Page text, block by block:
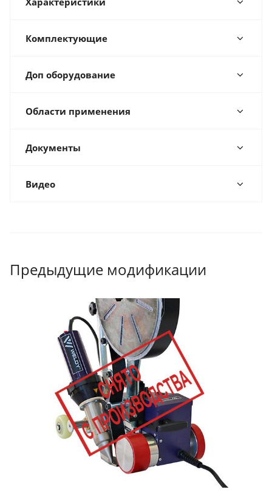
Комплектующие
Доп оборудование
Области применения
Документы
Видео
Предыдущие модификации